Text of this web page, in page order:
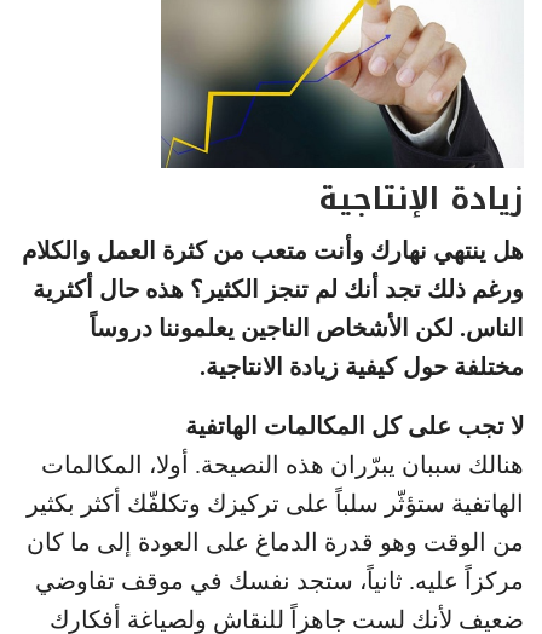
زيادة الإنتاجية
هل ينتهي نهارك وأنت متعب من كثرة العمل والكلام
ورغم ذلك تجد أنك لم تنجز الكثير؟ هذه حال أكثرية
الناس. لكن الأشخاص الناجين يعلموننا دروساً
مختلفة حول كيفية زيادة الانتاجية.
لا تجب على كل المكالمات الهاتفية
هنالك سببان يبرّران هذه النصيحة. أولا، المكالمات
الهاتفية ستؤثّر سلباً على تركيزك وتكلفّك أكثر بكثير
من الوقت وهو قدرة الدماغ على العودة إلى ما كان
مركزاً عليه. ثانياً، ستجد نفسك في موقف تفاوضي
ضعيف لأنك لست جاهزاً للنقاش ولصياغة أفكارك